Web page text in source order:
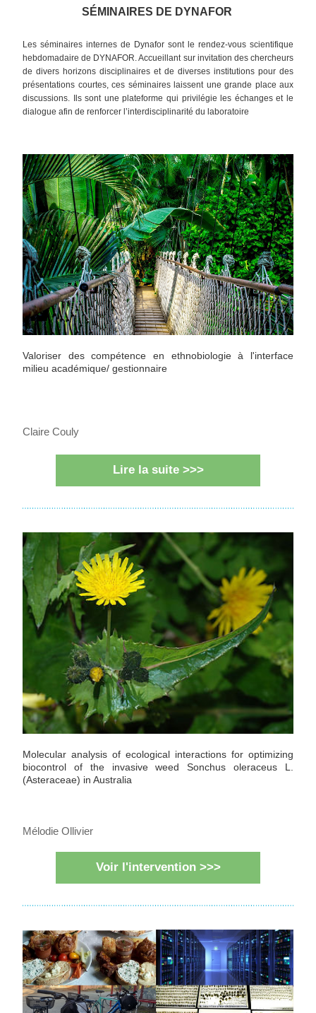
SÉMINAIRES DE DYNAFOR
Les séminaires internes de Dynafor sont le rendez-vous scientifique
hebdomadaire de DYNAFOR. Accueillant sur invitation des chercheurs
de divers horizons disciplinaires et de diverses institutions pour des
présentations courtes, ces séminaires laissent une grande place aux
discussions. Ils sont une plateforme qui privilégie les échanges et le
dialogue afin de renforcer l’interdisciplinarité du laboratoire
Valoriser des compétence en ethnobiologie à l'interface
milieu académique/ gestionnaire
Claire Couly
Lire la suite >>>
Molecular analysis of ecological interactions for optimizing
biocontrol of the invasive weed Sonchus oleraceus L.
(Asteraceae) in Australia
Mélodie Ollivier
Voir l'intervention >>>